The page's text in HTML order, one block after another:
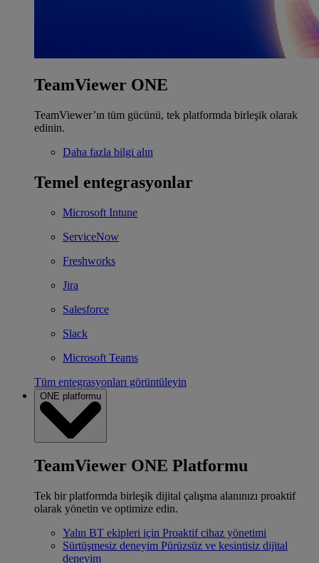
TeamViewer ONE
TeamViewer’ın tüm gücünü, tek platformda birleşik olarak
edinin.
Daha fazla bilgi alın
Temel entegrasyonlar
Microsoft Intune
ServiceNow
Freshworks
Jira
Salesforce
Slack
Microsoft Teams
Tüm entegrasyonları görüntüleyin
ONE platformu
TeamViewer ONE Platformu
Tek bir platformda birleşik dijital çalışma alanınızı proaktif
olarak yönetin ve optimize edin.
Yalın BT ekipleri için Proaktif cihaz yönetimi
Sürtüşmesiz deneyim Pürüzsüz ve kesintisiz dijital
deneyim